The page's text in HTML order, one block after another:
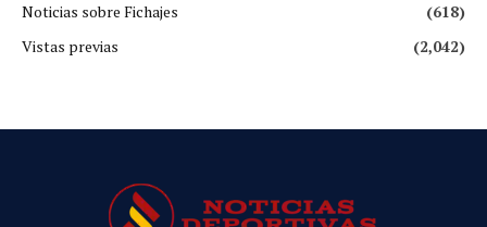
Noticias sobre Fichajes
(618)
Vistas previas
(2,042)